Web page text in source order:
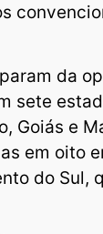
da
sete
Goiás e
em oito
do Sul,